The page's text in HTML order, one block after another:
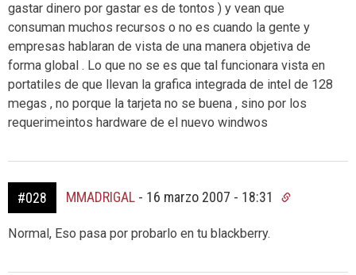
gastar dinero por gastar es de tontos ) y vean que
consuman muchos recursos o no es cuando la gente y
empresas hablaran de vista de una manera objetiva de
forma global . Lo que no se es que tal funcionara vista en
portatiles de que llevan la grafica integrada de intel de 128
megas , no porque la tarjeta no se buena , sino por los
requerimeintos hardware de el nuevo windwos
#028 MMADRIGAL - 16 marzo 2007 - 18:31
Normal, Eso pasa por probarlo en tu blackberry.